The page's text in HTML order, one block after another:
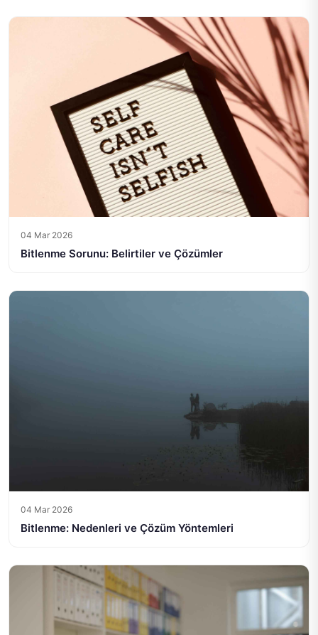
04 Mar 2026
Bitlenme Sorunu: Belirtiler ve Çözümler
04 Mar 2026
Bitlenme: Nedenleri ve Çözüm Yöntemleri